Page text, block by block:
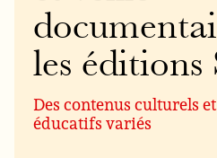
les éditions
Des contenus culturels et
éducatifs variés